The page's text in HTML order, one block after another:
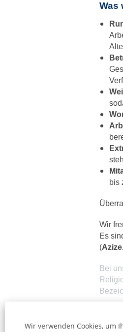
Wir verwenden Cookies, um
Was
bis
Wir
Es
(
Bei